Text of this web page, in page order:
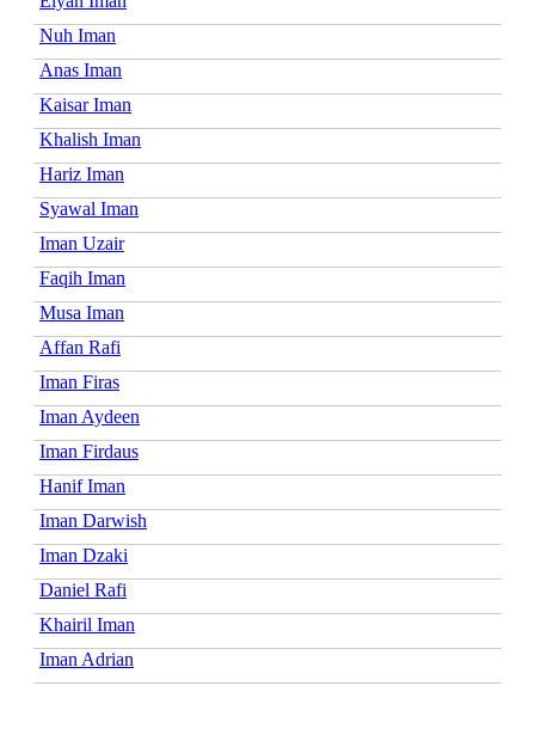
Nuh Iman
Anas Iman
Kaisar Iman
Khalish Iman
Hariz Iman
Syawal Iman
Iman Uzair
Faqih Iman
Musa Iman
Affan Rafi
Iman Firas
Iman Aydeen
Iman Firdaus
Hanif Iman
Iman Darwish
Iman Dzaki
Daniel Rafi
Khairil Iman
Iman Adrian